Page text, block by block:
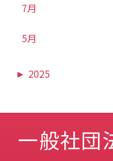
7月
5月
► 2025
一般社団